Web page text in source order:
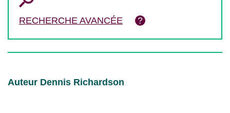
RECHERCHE AVANCÉE
Auteur Dennis Richardson